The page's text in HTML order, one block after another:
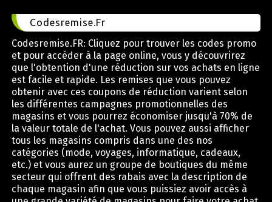
Codesremise.Fr
Codesremise.FR: Cliquez pour trouver les codes promo
et pour accéder à la page online, vous y découvrirez
que l'obtention d'une réduction sur vos achats en ligne
est facile et rapide. Les remises que vous pouvez
obtenir avec ces coupons de réduction varient selon
les différentes campagnes promotionnelles des
magasins et vous pourrez économiser jusqu'à 70% de
la valeur totale de l'achat. Vous pouvez aussi afficher
tous les magasins compris dans une des nos
catégories (mode, voyages, informatique, cadeaux,
etc.) et vous aurez un groupe de boutiques du même
secteur qui offrent des rabais avec la description de
chaque magasin afin que vous puissiez avoir accès à